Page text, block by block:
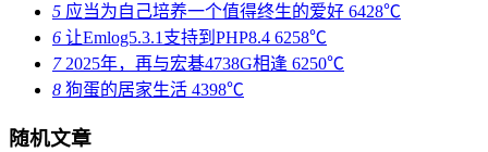
5 应当为自己培养一个值得终生的爱好 6428℃
6 让Emlog5.3.1支持到PHP8.4 6258℃
72025年，再与宏碁4738G相逢 6250℃
8 狗蛋的居家生活 4398℃
随机文章